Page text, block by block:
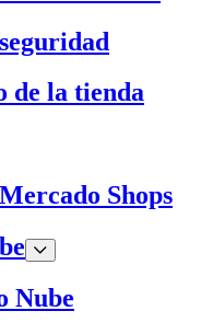
de la tienda
Shops
Nube